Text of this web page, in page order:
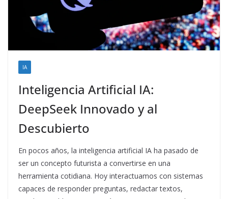
IA
Inteligencia Artificial IA:
DeepSeek Innovado y al
Descubierto
En pocos años, la inteligencia artificial IA ha pasado de
ser un concepto futurista a convertirse en una
herramienta cotidiana. Hoy interactuamos con sistemas
capaces de responder preguntas, redactar textos,